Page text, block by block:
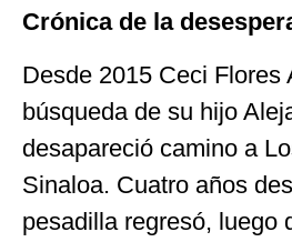
Crónica de la
Desde 2015 Ceci Flores
búsqueda de su hijo
desapareció camino a
Sinaloa. Cuatro años
pesadilla regresó, luego